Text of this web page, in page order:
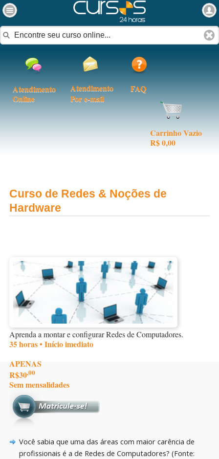
Atendimento
Online
Atendimento
Por e-mail
FAQ
Carrinho Vazio
R$ 0,00
Curso de Redes & Noções de
Hardware
Aprenda a montar e configurar Redes de Computadores.
35 horas • Início imediato
APENAS
R$30,00
Sem mensalidades
Você sabia que uma das áreas com maior carência de
profissionais é a de Redes de Computadores? (Fonte: